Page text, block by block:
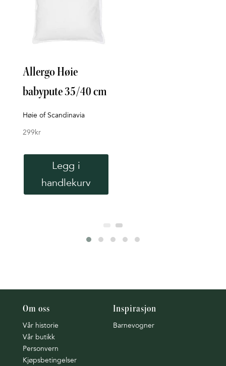
Allergo Høie
babypute 35/40 cm
Høie of Scandinavia
299kr
Legg i
handlekurv
Om oss
Vår historie
Vår butikk
Personvern
Kjøpsbetingelser
Inspirasjon
Barnevogner